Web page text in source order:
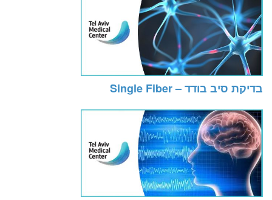
בדיקת סיב בודד – Single Fiber